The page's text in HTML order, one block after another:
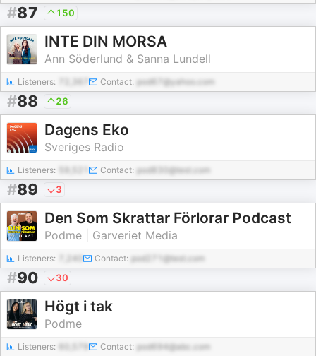
#87 150
INTE DIN MORSA
Ann Söderlund & Sanna Lundell
Listeners: Contact: pod67@yahoo.com
#88 26
Dagens Eko
Sveriges Radio
Listeners: Contact: pod830@test.com
#89 3
Den Som Skrattar Förlorar Podcast
Podme | Garveriet Media
Listeners: 7,240 Contact: pod271@test.com
#90 30
Högt i tak
Podme
Listeners: Contact: pod694@abc.com